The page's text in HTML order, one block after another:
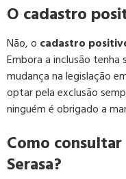
O cadastro
Não, o cadastro
Embora a inclusão
mudança na legislação
optar pela exclusão
ninguém é obrigado a
Como
Serasa?